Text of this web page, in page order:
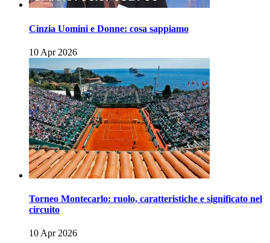
Cinzia Uomini e Donne: cosa sappiamo
10 Apr 2026
Torneo Montecarlo: ruolo, caratteristiche e significato nel
circuito
10 Apr 2026